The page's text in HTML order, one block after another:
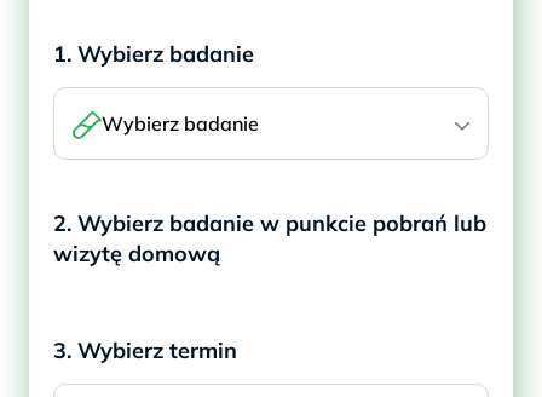
1. Wybierz badanie
Wybierz badanie
2. Wybierz badanie w punkcie pobrań lub
wizytę domową
3. Wybierz termin